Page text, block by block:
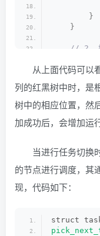
}
}
// 2. 如
// 3. 将
}
从上面代码可以
列的红黑树中时，是
树中的相应位置，然
加成功后，会增加运
当进行任务切换
的节点进行调度，其
现，代码如下：
struct